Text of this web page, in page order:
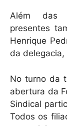
Além das
presentes
Henrique
da delegacia,
No turno da
abertura da
Sindical
Todos os